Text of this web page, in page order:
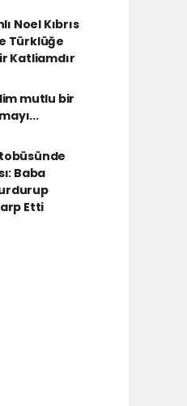
Noel Kıbrıs
Türklüğe
Katliamdır
mutlu bir
Baba
Etti